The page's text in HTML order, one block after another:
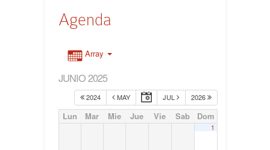
Agenda
Array
JUNIO 2025
2024 MAY JUL 2026
Lun Mar Mie Jue Vie Sab Dom
1